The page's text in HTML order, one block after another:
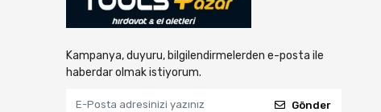
Kampanya, duyuru, bilgilendirmelerden e-posta ile
haberdar olmak istiyorum.
Gönder